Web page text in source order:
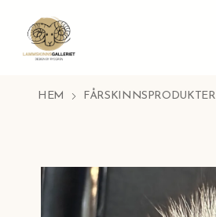
HEM FÅRSKINNSPRODUKTER